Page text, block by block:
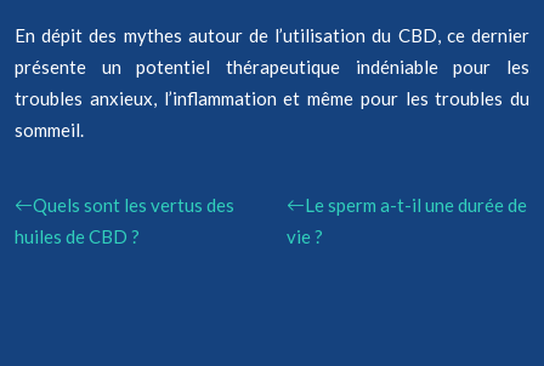
En dépit des mythes autour de l’utilisation du CBD, ce dernier
présente un potentiel thérapeutique indéniable pour les
troubles anxieux, l’inflammation et même pour les troubles du
sommeil.
Quels sont les vertus des
huiles de CBD ?
Le sperm a-t-il une durée de
vie ?